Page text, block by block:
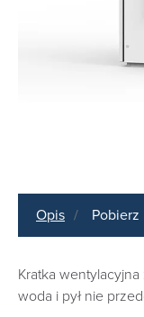
Opis Pobierz
Kratka
woda i pył nie